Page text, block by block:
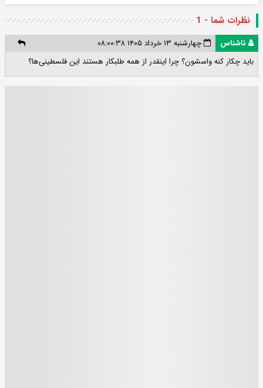
نظرات شما - 1
ناشناس
چهارشنبه ۱۳ خرداد ۱۴۰۵ ۰۸:۰۰:۳۸
باید چکار کنه واسشون؟ چرا اینقدر از همه طلبکار هستند این فلسطینی‌ها؟